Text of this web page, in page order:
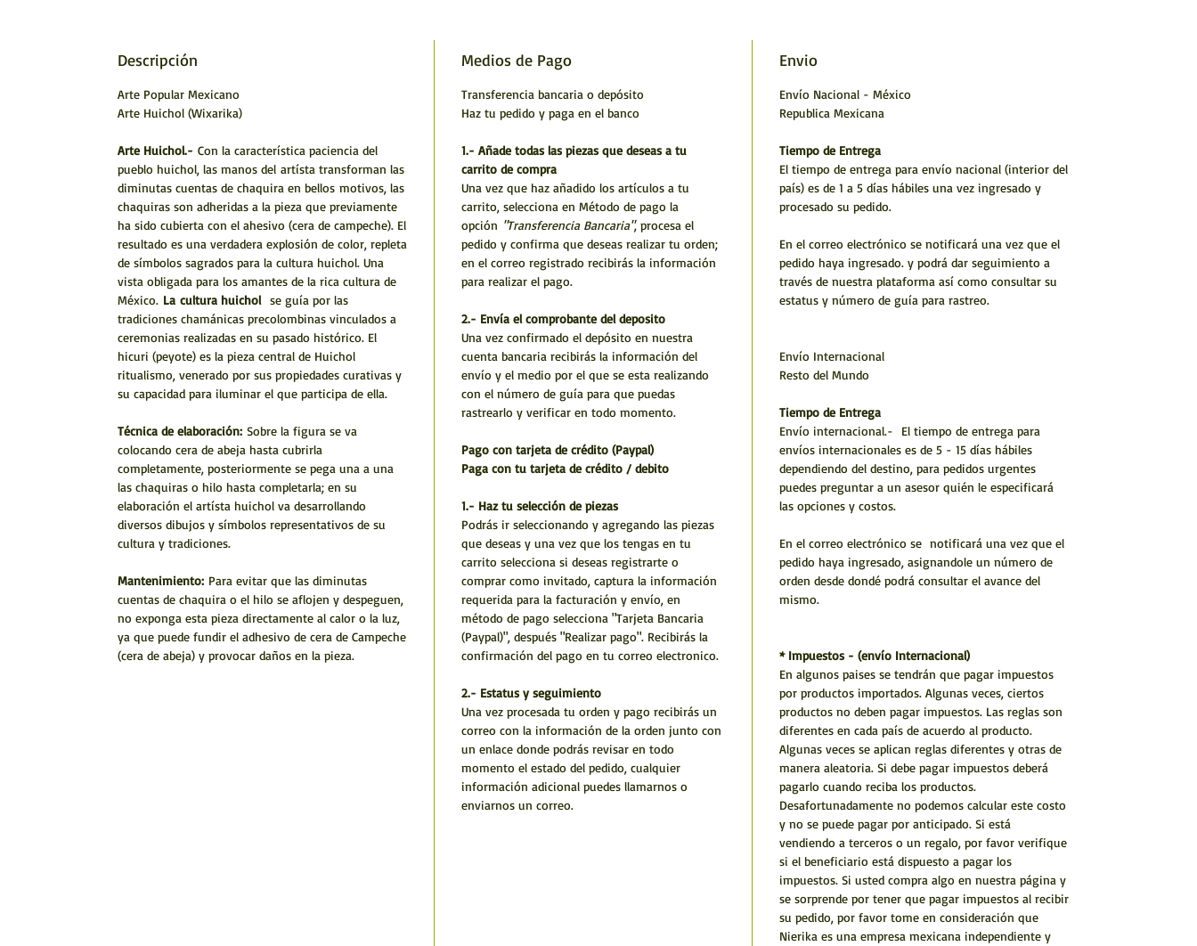
Descripción
Arte Popular Mexicano
Arte Huichol (Wixarika)
Arte Huichol.- Con la característica paciencia del
pueblo huichol, las manos del artísta transforman las
diminutas cuentas de chaquira en bellos motivos, las
chaquiras son adheridas a la pieza que previamente
ha sido cubierta con el ahesivo (cera de campeche). El
resultado es una verdadera explosión de color, repleta
de símbolos sagrados para la cultura huichol. Una
vista obligada para los amantes de la rica cultura de
México. La cultura huichol se guía por las
tradiciones chamánicas precolombinas vinculados a
ceremonias realizadas en su pasado histórico. El
hicuri (peyote) es la pieza central de Huichol
ritualismo, venerado por sus propiedades curativas y
su capacidad para iluminar el que participa de ella.
Técnica de elaboración: Sobre la figura se va
colocando cera de abeja hasta cubrirla
completamente, posteriormente se pega una a una
las chaquiras o hilo hasta completarla; en su
elaboración el artísta huichol va desarrollando
diversos dibujos y símbolos representativos de su
cultura y tradiciones.
Mantenimiento: Para evitar que las diminutas
cuentas de chaquira o el hilo se aflojen y despeguen,
no exponga esta pieza directamente al calor o la luz,
ya que puede fundir el adhesivo de cera de Campeche
(cera de abeja) y provocar daños en la pieza.
Medios de Pago
Transferencia bancaria o depósito
Haz tu pedido y paga en el banco
1.- Añade todas las piezas que deseas a tu
carrito de compra
Una vez que haz añadido los artículos a tu
carrito, selecciona en Método de pago la
opción "Transferencia Bancaria", procesa el
pedido y confirma que deseas realizar tu orden;
en el correo registrado recibirás la información
para realizar el pago.
2.- Envía el comprobante del deposito
Una vez confirmado el depósito en nuestra
cuenta bancaria recibirás la información del
envío y el medio por el que se esta realizando
con el número de guía para que puedas
rastrearlo y verificar en todo momento.
Pago con tarjeta de crédito (Paypal)
Paga con tu tarjeta de crédito / debito
1.- Haz tu selección de piezas
Podrás ir seleccionando y agregando las piezas
que deseas y una vez que los tengas en tu
carrito selecciona si deseas registrarte o
comprar como invitado, captura la información
requerida para la facturación y envío, en
método de pago selecciona "Tarjeta Bancaria
(Paypal)", después "Realizar pago". Recibirás la
confirmación del pago en tu correo electronico.
2.- Estatus y seguimiento
Una vez procesada tu orden y pago recibirás un
correo con la información de la orden junto con
un enlace donde podrás revisar en todo
momento el estado del pedido, cualquier
información adicional puedes llamarnos o
enviarnos un correo.
Envio
Envío Nacional - México
Republica Mexicana
Tiempo de Entrega
El tiempo de entrega para envío nacional (interior del
país) es de 1 a 5 días hábiles una vez ingresado y
procesado su pedido.
En el correo electrónico se notificará una vez que el
pedido haya ingresado. y podrá dar seguimiento a
través de nuestra plataforma así como consultar su
estatus y número de guía para rastreo.
Envío Internacional
Resto del Mundo
Tiempo de Entrega
Envío internacional.- El tiempo de entrega para
envíos internacionales es de 5 - 15 días hábiles
dependiendo del destino, para pedidos urgentes
puedes preguntar a un asesor quién le especificará
las opciones y costos.
En el correo electrónico se notificará una vez que el
pedido haya ingresado, asignandole un número de
orden desde dondé podrá consultar el avance del
mismo.
* Impuestos - (envío Internacional)
En algunos paises se tendrán que pagar impuestos
por productos importados. Algunas veces, ciertos
productos no deben pagar impuestos. Las reglas son
diferentes en cada país de acuerdo al producto.
Algunas veces se aplican reglas diferentes y otras de
manera aleatoria. Si debe pagar impuestos deberá
pagarlo cuando reciba los productos.
Desafortunadamente no podemos calcular este costo
y no se puede pagar por anticipado. Si está
vendiendo a terceros o un regalo, por favor verifique
si el beneficiario está dispuesto a pagar los
impuestos. Si usted compra algo en nuestra página y
se sorprende por tener que pagar impuestos al recibir
su pedido, por favor tome en consideración que
Nierika es una empresa mexicana independiente y